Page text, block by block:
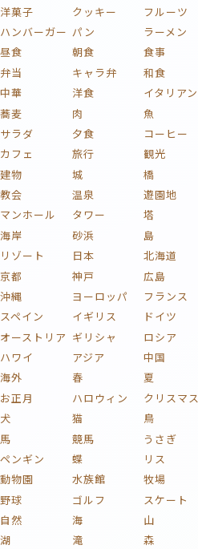
洋菓子
クッキー フルーツ
ハンバーガー パン ラーメン
昼食
朝食 食事
弁当
キャラ弁 和食
中華
洋食 イタリアン
蕎麦
肉 魚
サラダ
夕食 コーヒー
カフェ
旅行 観光
建物
城 橋
教会
温泉 遊園地
マンホール
タワー 塔
海岸
砂浜 島
リゾート
日本 北海道
京都
神戸 広島
沖縄
ヨーロッパ フランス
スペイン
イギリス ドイツ
オーストリア ギリシャ ロシア
ハワイ
アジア 中国
海外
春 夏
お正月
ハロウィン クリスマス
犬
猫 鳥
馬
競馬 うさぎ
ペンギン
蝶 リス
動物園
水族館 牧場
野球
ゴルフ スケート
自然
海 山
湖
滝 森